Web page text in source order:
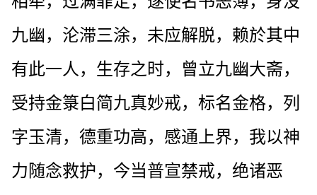
九幽，沦滞三涂，未应解脱，赖於其中
有此一人，生存之时，曾立九幽大斋，
受持金箓白简九真妙戒，标名金格，列
字玉清，德重功高，感通上界，我以神
力随念救护，今当普宣禁戒，绝诸恶